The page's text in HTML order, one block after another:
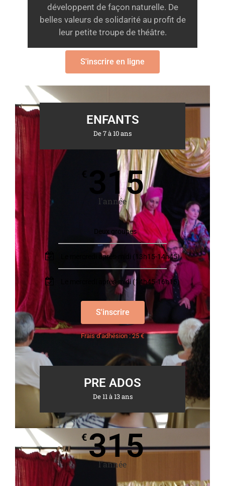
développent de façon naturelle. De
belles valeurs de solidarité au profit de
leur petite troupe de théâtre.
S'inscrire en ligne
ENFANTS
De 7 à 10 ans
315
l'année
Deux groupes
Le mercredi après-midi (13h15-14h45)
Le mercredi après-midi (14h45-16h15)
S'inscrire
Frais d’adhésion : 25 €
PRE ADOS
De 11 à 13 ans
€315
l'année